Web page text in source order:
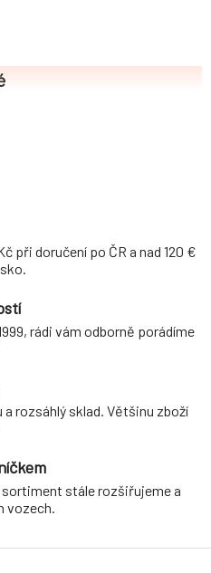
při doručení po ČR a nad 120 €
rádi vám odborně porádíme
a rozsáhlý sklad. Většinu zboží
stále rozšiřujeme a
vozech.